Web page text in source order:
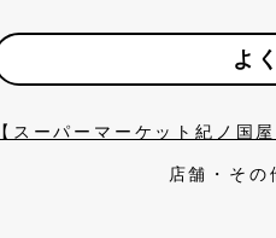
よ
【スーパーマーケット紀ノ国
店舗・その